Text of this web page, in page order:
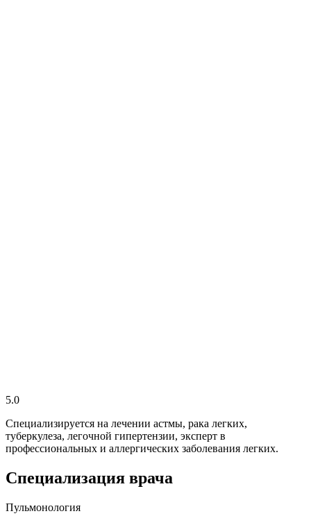
5.0
Специализируется на лечении астмы, рака легких,
туберкулеза, легочной гипертензии, эксперт в
профессиональных и аллергических заболевания легких.
Специализация врача
Пульмонология